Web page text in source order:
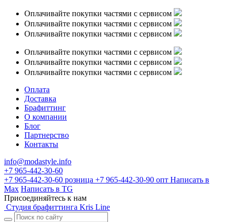
Оплачивайте покупки частями с сервисом
Оплачивайте покупки частями с сервисом
Оплачивайте покупки частями с сервисом
Оплачивайте покупки частями с сервисом
Оплачивайте покупки частями с сервисом
Оплачивайте покупки частями с сервисом
Оплата
Доставка
Брафиттинг
О компании
Блог
Партнерство
Контакты
info@modastyle.info
+7 965-442-30-60
+7 965-442-30-60 розница +7 965-442-30-90 опт Написать в
Max Написать в TG
Присоединяйтесь к нам
Студия брафиттинга Kris Line